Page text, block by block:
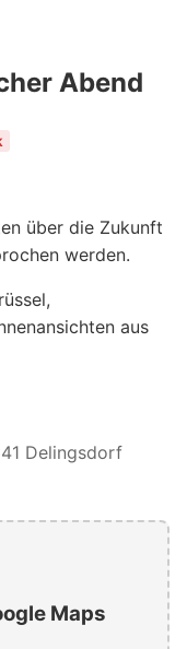
Abend
über die Zukunft
werden.
aus
Delingsdorf
Maps